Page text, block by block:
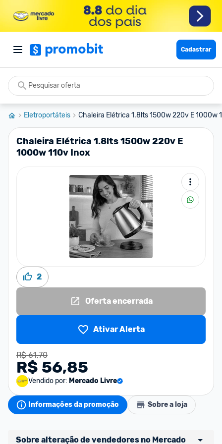
Cadastrar
Eletroportáteis Chaleira Elétrica 1.8lts 1500w 220v E 1000w
Chaleira Elétrica 1.8lts 1500w 220v E
1000w 110v Inox
2
Oferta encerrada
Ativar Alerta
R$ 61,70
R$ 56,85
Vendido por: Mercado Livre
Informações da promoção Sobre a loja
Sobre alteração de vendedores no Mercado